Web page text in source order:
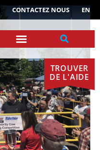
CONTACTEZ NOUS EN
TROUVER
DE L'AIDE